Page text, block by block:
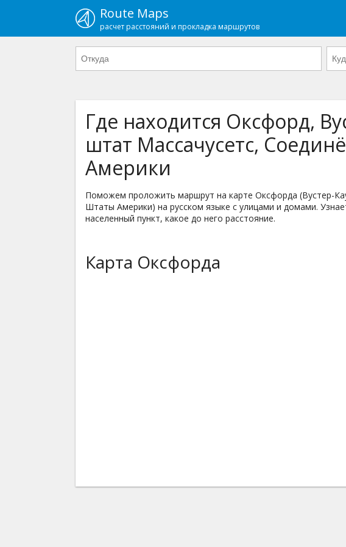
Route Maps
расчет расстояний и прокладка маршрутов
Где находится Оксфорд,
штат Массачусетс,
Америки
Поможем проложить маршрут на карте Оксфорда (Вустер-
Штаты Америки) на русском языке с улицами и домами.
населенный пункт, какое до него расстояние.
Карта Оксфорда